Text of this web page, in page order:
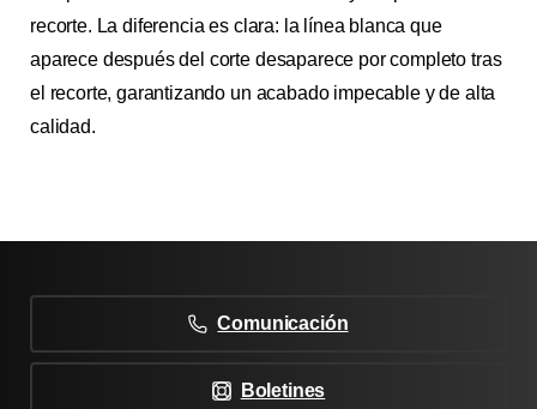
recorte. La diferencia es clara: la línea blanca que
aparece después del corte desaparece por completo tras
el recorte, garantizando un acabado impecable y de alta
calidad.
Comunicación
Boletines